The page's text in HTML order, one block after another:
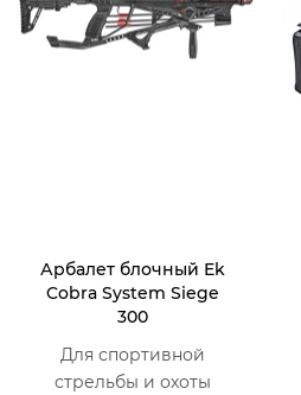
Арбалет блочный Ek
Cobra System Siege
300
Для спортивной
стрельбы и охоты